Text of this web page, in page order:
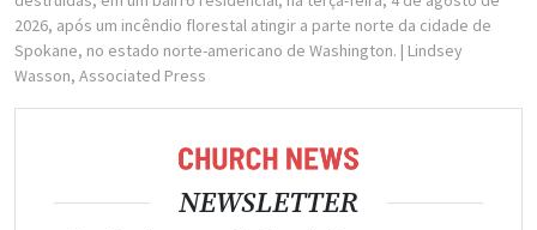
2026, após um incêndio florestal atingir a parte norte da cidade de
Spokane, no estado norte-americano de Washington. | Lindsey
Wasson, Associated Press
NEWSLETTER